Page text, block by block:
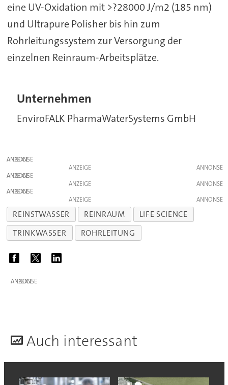
eine UV-Oxidation mit >?28000 J/m2 (185 nm)
und Ultrapure Polisher bis hin zum
Rohrleitungssystem zur Versorgung der
einzelnen Reinraum-Arbeitsplätze.
Unternehmen
EnviroFALK PharmaWaterSystems GmbH
ANZEIGE
ANZEIGE
ANZEIGE
ANZEIGE
ANZEIGE
ANZEIGE
REINSTWASSER REINRAUM
LIFE SCIENCE
TRINKWASSER
ROHRLEITUNG
ANZEIGE
Auch interessant